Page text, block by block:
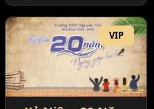
VIP